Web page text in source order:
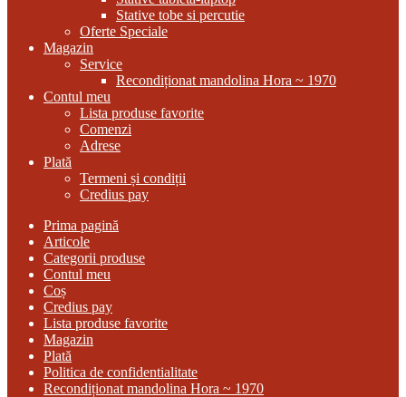
Stative tobe si percutie
Oferte Speciale
Magazin
Service
Recondiționat mandolina Hora ~ 1970
Contul meu
Lista produse favorite
Comenzi
Adrese
Plată
Termeni și condiții
Credius pay
Prima pagină
Articole
Categorii produse
Contul meu
Coș
Credius pay
Lista produse favorite
Magazin
Plată
Politica de confidentialitate
Recondiționat mandolina Hora ~ 1970